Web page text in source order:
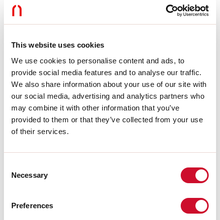
This website uses cookies
We use cookies to personalise content and ads, to
provide social media features and to analyse our traffic.
We also share information about your use of our site with
our social media, advertising and analytics partners who
may combine it with other information that you’ve
provided to them or that they’ve collected from your use
of their services.
Selection
Necessary
Preferences
Dimmung:
L:
244mm
Gewicht:
0.175kg
Technische Daten
Lichtstrom der Leuchte:
795lm
IP:
20
Isolationsklasse:
III
Nr. der Treiber pro Produkt:
Lichtquelle: